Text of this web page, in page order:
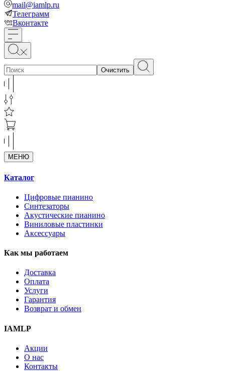
mail@iamlp.ru
Телеграмм
Вконтакте
Очистить
МЕНЮ
Каталог
Цифровые пианино
Синтезаторы
Акустические пианино
Виниловые пластинки
Аксессуары
Как мы работаем
Доставка
Оплата
Услуги
Гарантия
Возврат и обмен
IAMLP
Акции
О нас
Контакты